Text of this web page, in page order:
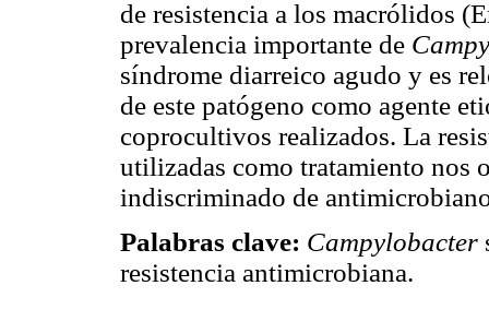
de resistencia a los macrólidos
prevalencia importante de
síndrome diarreico agudo y es
de este patógeno como agente
coprocultivos realizados. La
utilizadas como tratamiento nos
indiscriminado de
Palabras clave: Campylobacter
resistencia antimicrobiana.